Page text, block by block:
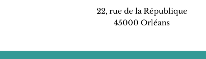
22, rue de la République
45000 Orléans